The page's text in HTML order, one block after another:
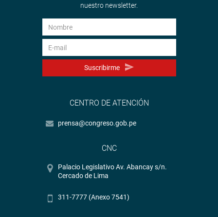
nuestro newsletter.
Suscribirme
CENTRO DE ATENCIÓN
prensa@congreso.gob.pe
CNC
Palacio Legislativo Av. Abancay s/n.
Cercado de Lima
311-7777 (Anexo 7541)